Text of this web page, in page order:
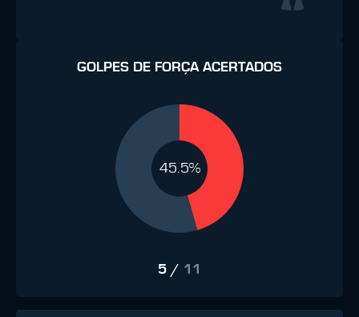
GOLPES DE FORÇA ACERTADOS
45.5%
5 / 11